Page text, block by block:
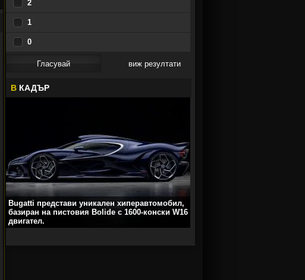
2
1
0
виж резултати
В КАДЪР
Bugatti представи уникален хиперавтомобил,
базиран на пистовия Bolide с 1600-конски W16
двигател.